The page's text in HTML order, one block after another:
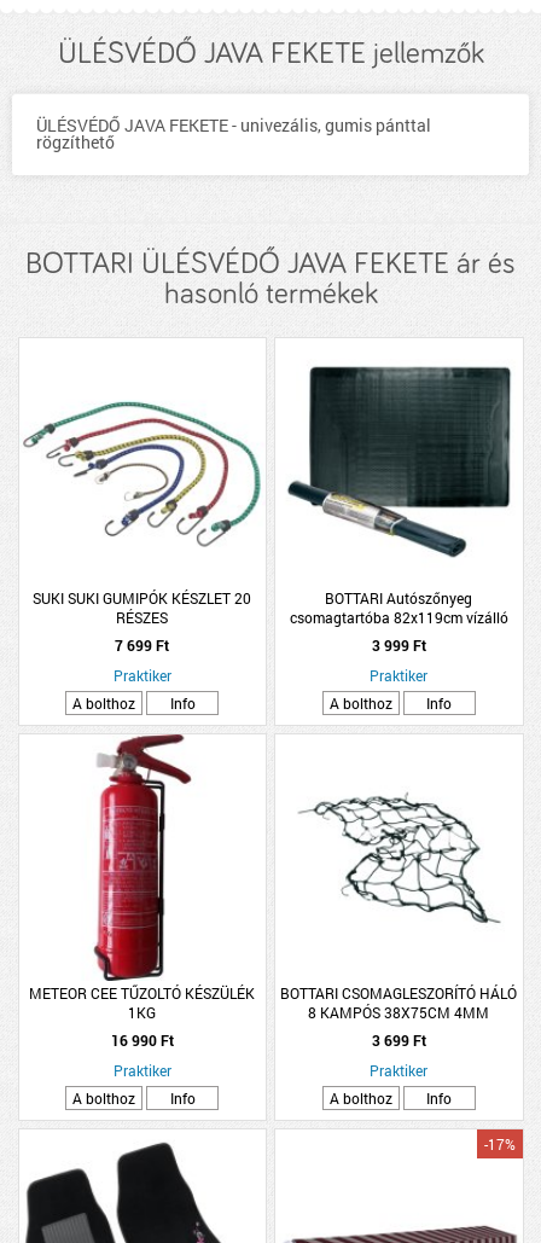
ÜLÉSVÉDŐ JAVA FEKETE jellemzők
ÜLÉSVÉDŐ JAVA FEKETE - univezális, gumis pánttal
rögzíthető
BOTTARI ÜLÉSVÉDŐ JAVA FEKETE ár és
hasonló termékek
SUKI SUKI GUMIPÓK KÉSZLET 20
RÉSZES
7 699 Ft
Praktiker
A bolthoz
Info
BOTTARI Autószőnyeg
csomagtartóba 82x119cm vízálló
3 999 Ft
Praktiker
A bolthoz
Info
METEOR CEE TŰZOLTÓ KÉSZÜLÉK
1KG
16 990 Ft
Praktiker
A bolthoz
Info
BOTTARI CSOMAGLESZORÍTÓ HÁLÓ
8 KAMPÓS 38X75CM 4MM
3 699 Ft
Praktiker
A bolthoz
Info
-17%